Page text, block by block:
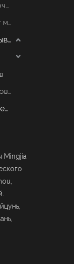
Гидравлический выключатель марки YZH
Гидравлический молот марки Rammer
Подземное горнодобывающее оборудование
Мобильный механизированный Scaler
Индивидуальная система стрел
Mingjia